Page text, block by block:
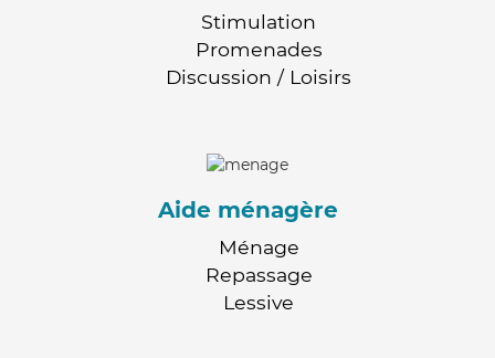
Stimulation
Promenades
Discussion / Loisirs
Aide ménagère
Ménage
Repassage
Lessive